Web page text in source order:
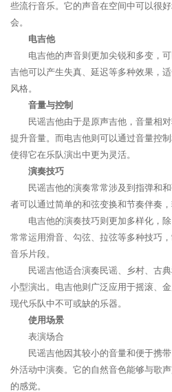
些流行音乐。它的声音在空间中可以很
会。
电吉他
电吉他的声音则更加尖锐和多变，
吉他可以产生失真、延迟等多种效果，
风格。
音量与控制
民谣吉他由于是原声吉他，音量相
提升音量。而电吉他则可以通过音量控
使得它在乐队演出中更为灵活。
演奏技巧
民谣吉他的演奏常常涉及到指弹和
者可以通过简单的和弦变换和节奏伴奏
电吉他的演奏技巧则更加多样化，
常常运用滑音、勾弦、拉弦等多种技巧
音乐片段。
民谣吉他适合演奏民谣、乡村、古
小型演出。电吉他则广泛应用于摇滚、
现代乐队中不可或缺的乐器。
使用场景
表演场合
民谣吉他因其较小的音量和便于携
外活动中演奏。它的自然音色能够与歌
的感觉。